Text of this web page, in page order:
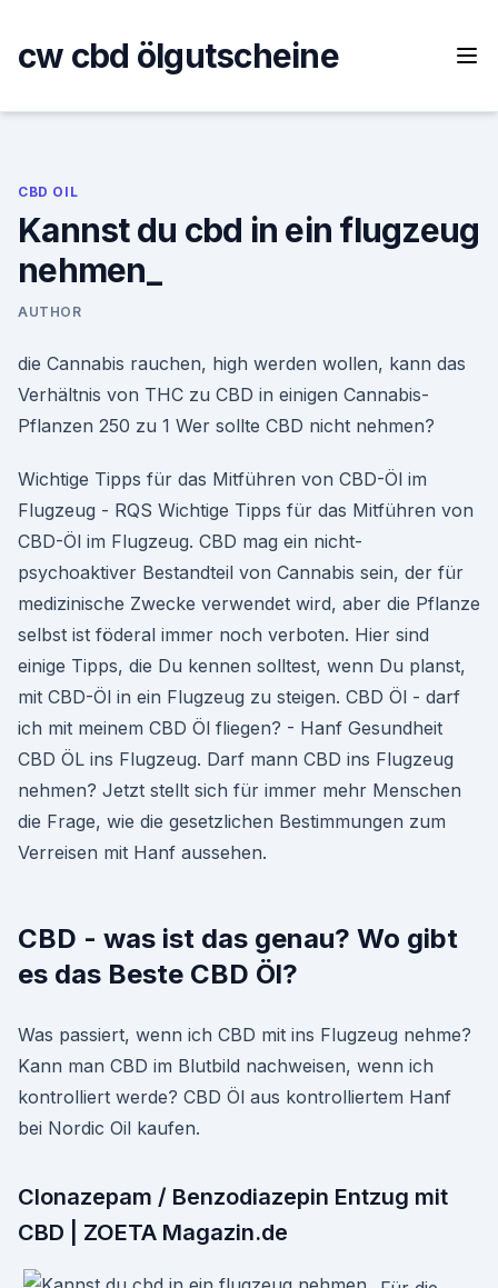
content
cw cbd ölgutscheine
CBD OIL
Kannst du cbd in ein flugzeug
nehmen_
AUTHOR
die Cannabis rauchen, high werden wollen, kann das
Verhältnis von THC zu CBD in einigen Cannabis-
Pflanzen 250 zu 1 Wer sollte CBD nicht nehmen?
Wichtige Tipps für das Mitführen von CBD-Öl im
Flugzeug - RQS Wichtige Tipps für das Mitführen von
CBD-Öl im Flugzeug. CBD mag ein nicht-
psychoaktiver Bestandteil von Cannabis sein, der für
medizinische Zwecke verwendet wird, aber die Pflanze
selbst ist föderal immer noch verboten. Hier sind
einige Tipps, die Du kennen solltest, wenn Du planst,
mit CBD-Öl in ein Flugzeug zu steigen. CBD Öl - darf
ich mit meinem CBD Öl fliegen? - Hanf Gesundheit
CBD ÖL ins Flugzeug. Darf mann CBD ins Flugzeug
nehmen? Jetzt stellt sich für immer mehr Menschen
die Frage, wie die gesetzlichen Bestimmungen zum
Verreisen mit Hanf aussehen.
CBD - was ist das genau? Wo gibt
es das Beste CBD Öl?
Was passiert, wenn ich CBD mit ins Flugzeug nehme?
Kann man CBD im Blutbild nachweisen, wenn ich
kontrolliert werde? CBD Öl aus kontrolliertem Hanf
bei Nordic Oil kaufen.
Clonazepam / Benzodiazepin Entzug mit
CBD | ZOETA Magazin.de